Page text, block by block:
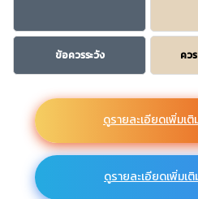
ข้อควรระวัง คว
ดูรายละเอียดเพิ่มเ
ดูรายละเอียดเพิ่มเ